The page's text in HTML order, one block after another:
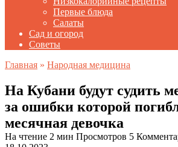
Первые блюда
Салаты
Сад и огород
Советы
Главная » Народная медицина
На Кубани будут судить
за ошибки которой
месячная девочка
На чтение 2 мин Просмотров 5